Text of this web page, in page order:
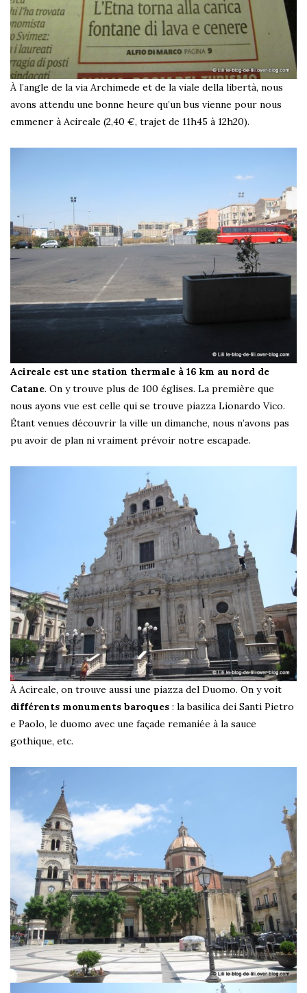
À l’angle de la via Archimede et de la viale della libertà, nous
avons attendu une bonne heure qu’un bus vienne pour nous
emmener à Acireale (2,40 €, trajet de 11h45 à 12h20).
Acireale est une station thermale à 16 km au nord de
Catane. On y trouve plus de 100 églises. La première que
nous ayons vue est celle qui se trouve piazza Lionardo Vico.
Étant venues découvrir la ville un dimanche, nous n’avons pas
pu avoir de plan ni vraiment prévoir notre escapade.
À Acireale, on trouve aussi une piazza del Duomo. On y voit
différents monuments baroques : la basilica dei Santi Pietro
e Paolo, le duomo avec une façade remaniée à la sauce
gothique, etc.